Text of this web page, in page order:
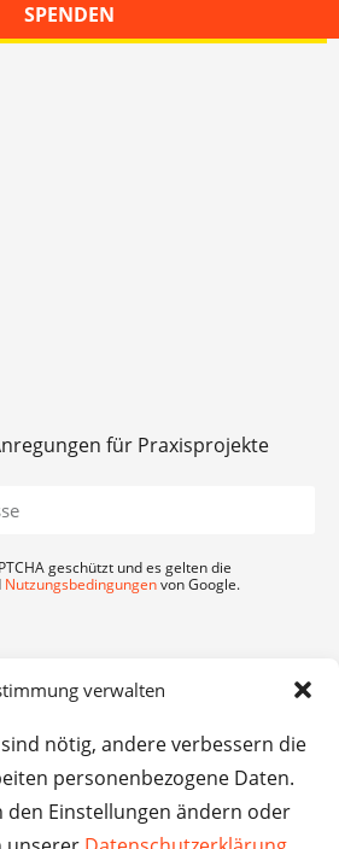
verwalten
sind nötig, andere verbessern die
personenbezogene Daten.
den Einstellungen ändern oder
SPENDEN
für Praxisprojekte
geschützt und es gelten die
Nutzungsbedingungenvon Google.